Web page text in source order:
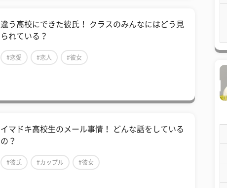
違う高校にできた彼氏！ クラスのみんなにはどう見
られている？
#恋愛 #恋人 #彼女
イマドキ高校生のメール事情！ どんな話をしている
の？
#彼氏 #カップル #彼女